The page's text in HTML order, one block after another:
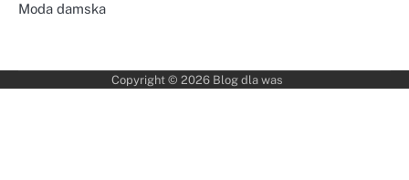
Moda damska
Copyright © 2026 Blog dla was